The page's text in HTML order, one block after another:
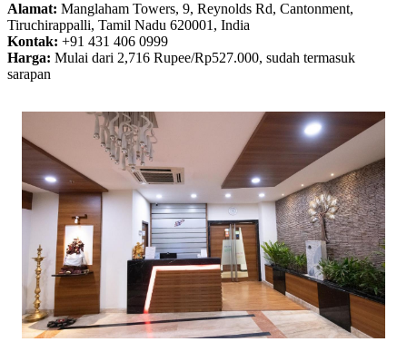
Alamat: Manglaham Towers, 9, Reynolds Rd, Cantonment,
Tiruchirappalli, Tamil Nadu 620001, India
Kontak: +91 431 406 0999
Harga: Mulai dari 2,716 Rupee/Rp527.000, sudah termasuk
sarapan